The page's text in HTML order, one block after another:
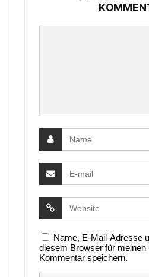
Name, E-Mail-Adresse
diesem Browser für meinen
Kommentar speichern.